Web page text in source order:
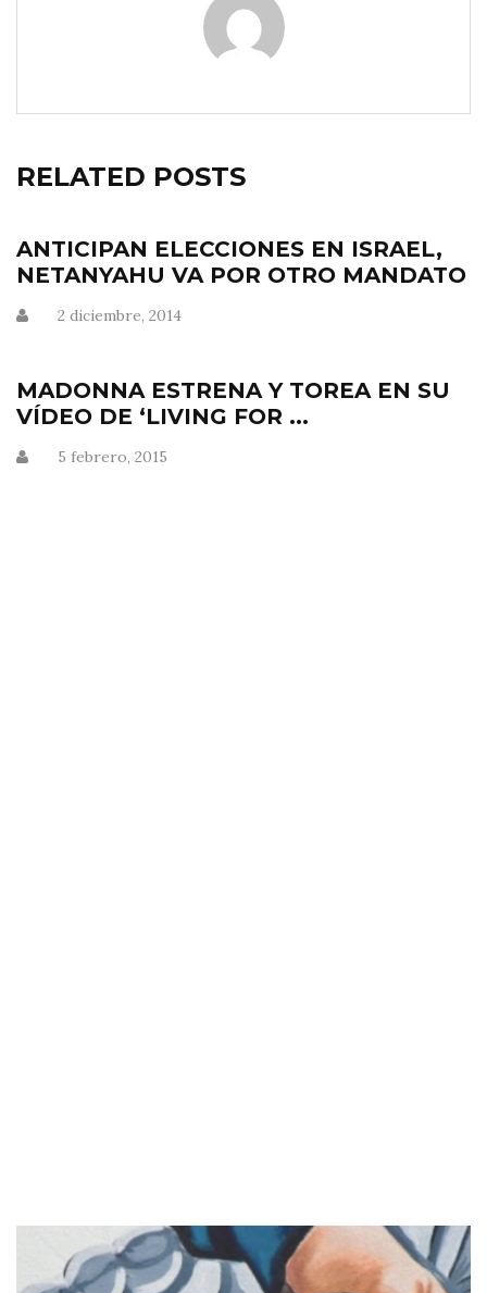
RELATED POSTS
ANTICIPAN ELECCIONES EN ISRAEL,
NETANYAHU VA POR OTRO MANDATO
2 diciembre, 2014
MADONNA ESTRENA Y TOREA EN SU
VÍDEO DE ‘LIVING FOR ...
5 febrero, 2015